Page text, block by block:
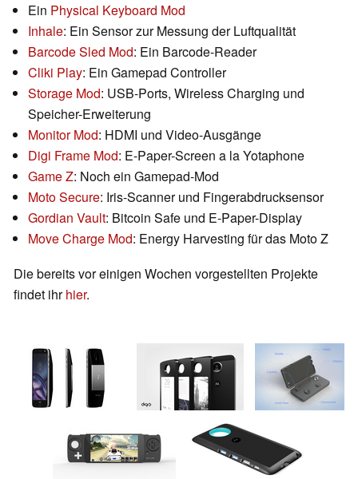
Ein Physical Keyboard Mod
Inhale: Ein Sensor zur Messung der Luftqualität
Barcode Sled Mod: Ein Barcode-Reader
Cliki Play: Ein Gamepad Controller
Storage Mod: USB-Ports, Wireless Charging und
Speicher-Erweiterung
Monitor Mod: HDMI und Video-Ausgänge
Digi Frame Mod: E-Paper-Screen a la Yotaphone
Game Z: Noch ein Gamepad-Mod
Moto Secure: Iris-Scanner und Fingerabdrucksensor
Gordian Vault: Bitcoin Safe und E-Paper-Display
Move Charge Mod: Energy Harvesting für das Moto Z
Die bereits vor einigen Wochen vorgestellten Projekte
findet ihrhier.